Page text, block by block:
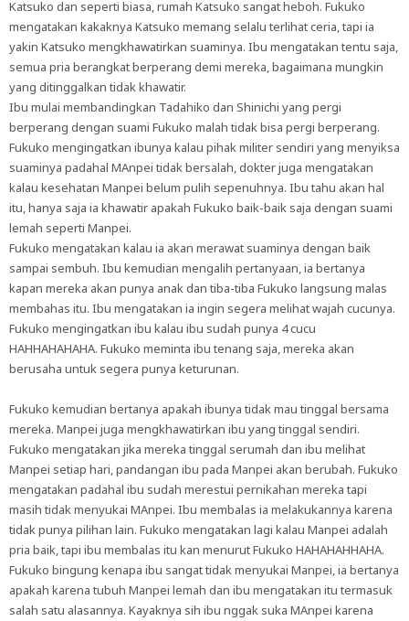
Katsuko dan seperti biasa, rumah Katsuko sangat heboh. Fukuko
mengatakan kakaknya Katsuko memang selalu terlihat ceria, tapi ia
yakin Katsuko mengkhawatirkan suaminya. Ibu mengatakan tentu saja,
semua pria berangkat berperang demi mereka, bagaimana mungkin
yang ditinggalkan tidak khawatir.
Ibu mulai membandingkan Tadahiko dan Shinichi yang pergi
berperang dengan suami Fukuko malah tidak bisa pergi berperang.
Fukuko mengingatkan ibunya kalau pihak militer sendiri yang menyiksa
suaminya padahal MAnpei tidak bersalah, dokter juga mengatakan
kalau kesehatan Manpei belum pulih sepenuhnya. Ibu tahu akan hal
itu, hanya saja ia khawatir apakah Fukuko baik-baik saja dengan suami
lemah seperti Manpei.
Fukuko mengatakan kalau ia akan merawat suaminya dengan baik
sampai sembuh. Ibu kemudian mengalih pertanyaan, ia bertanya
kapan mereka akan punya anak dan tiba-tiba Fukuko langsung malas
membahas itu. Ibu mengatakan ia ingin segera melihat wajah cucunya.
Fukuko mengingatkan ibu kalau ibu sudah punya 4 cucu
HAHHAHAHAHA. Fukuko meminta ibu tenang saja, mereka akan
berusaha untuk segera punya keturunan.
Fukuko kemudian bertanya apakah ibunya tidak mau tinggal bersama
mereka. Manpei juga mengkhawatirkan ibu yang tinggal sendiri.
Fukuko mengatakan jika mereka tinggal serumah dan ibu melihat
Manpei setiap hari, pandangan ibu pada Manpei akan berubah. Fukuko
mengatakan padahal ibu sudah merestui pernikahan mereka tapi
masih tidak menyukai MAnpei. Ibu membalas ia melakukannya karena
tidak punya pilihan lain. Fukuko mengatakan lagi kalau Manpei adalah
pria baik, tapi ibu membalas itu kan menurut Fukuko HAHAHAHHAHA.
Fukuko bingung kenapa ibu sangat tidak menyukai Manpei, ia bertanya
apakah karena tubuh Manpei lemah dan ibu mengatakan itu termasuk
salah satu alasannya. Kayaknya sih ibu nggak suka MAnpei karena